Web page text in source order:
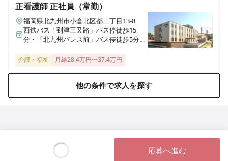
さわやかそう花の里
さわやかさくら山荘
福岡県北九州市八幡西区清納2丁目11-13
福岡県北九州市若松区高須東3丁目4番30号
正看護師正社員（常勤）
福岡県北九州市小倉北区都二丁目13-8
西鉄バス「到津三又路」バス停徒歩15
分・「北九州パレス前」バス停徒歩5分、
介護・福祉 月給28.4万円〜37.4万円
他の条件で求人を探す
応募へ進む